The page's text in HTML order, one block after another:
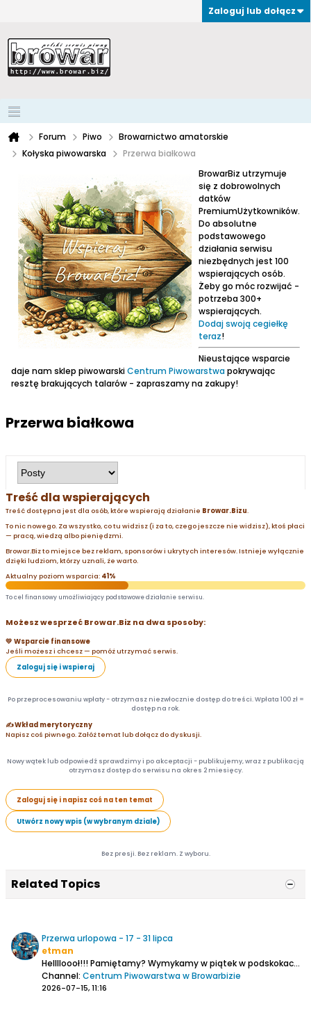
Zaloguj lub dołącz
Forum Piwo
Browarnictwo amatorskie
Kołyska piwowarska
Przerwa białkowa
BrowarBiz utrzymuje
się z dobrowolnych
datków
PremiumUżytkowników.
Do absolutne
podstawowego
działania serwisu
niezbędnych jest 100
wspierających osób.
Żeby go móc rozwijać -
potrzeba 300+
wspierających.
Dodaj swoją cegiełkę
teraz!
Nieustające wsparcie
daje nam sklep piwowarskiCentrum Piwowarstwapokrywając
resztę brakujących talarów - zapraszamy na zakupy!
Przerwa białkowa
Treść dla wspierających
Treść dostępna jest dla osób, które wspierają działanie Browar.Bizu.
To nic nowego. Za wszystko, co tu widzisz (i za to, czego jeszcze nie widzisz), ktoś płaci
— pracą, wiedzą albo pieniędzmi.
Browar.Biz to miejsce bez reklam, sponsorów i ukrytych interesów. Istnieje wyłącznie
dzięki ludziom, którzy uznali, że warto.
Aktualny poziom wsparcia: 41%
To cel finansowy umożliwiający podstawowe działanie serwisu.
Możesz wesprzeć Browar.Biz na dwa sposoby:
💛 Wsparcie finansowe
Jeśli możesz i chcesz — pomóż utrzymać serwis.
Zaloguj się i wspieraj
Po przeprocesowaniu wpłaty - otrzymasz niezwłocznie dostęp do treści. Wpłata 100 zł =
dostęp na rok.
✍️ Wkład merytoryczny
Napisz coś piwnego. Załóż temat lub dołącz do dyskusji.
Nowy wątek lub odpowiedź sprawdzimy i po akceptacji - publikujemy, wraz z publikacją
otrzymasz dostęp do serwisu na okres 2 miesięcy.
Zaloguj się i napisz coś na ten temat
Utwórz nowy wpis (w wybranym dziale)
Bez presji. Bez reklam. Z wyboru.
Related Topics
Przerwa urlopowa - 17 - 31 lipca
etman
Helllloooł!!! Pamiętamy? Wymykamy w piątek w podskokach na tzw. urlop sprawdzać wiener lagery i leżaki.
Channel: Centrum Piwowarstwa w Browarbizie
2026-07-15, 11:16